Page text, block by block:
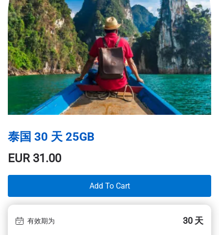
泰国 30 天 25GB
EUR31.00
Add To Cart
有效期为 30 天